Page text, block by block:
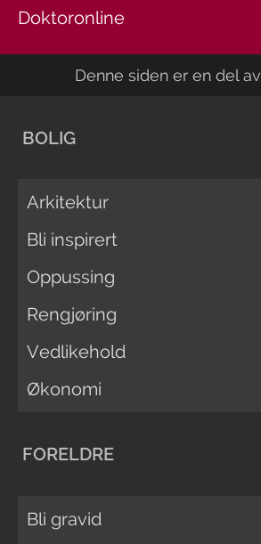
Doktoronline
Denne siden er en del av
BOLIG
Arkitektur
Bli inspirert
Oppussing
Rengjøring
Vedlikehold
Økonomi
FORELDRE
Bli gravid